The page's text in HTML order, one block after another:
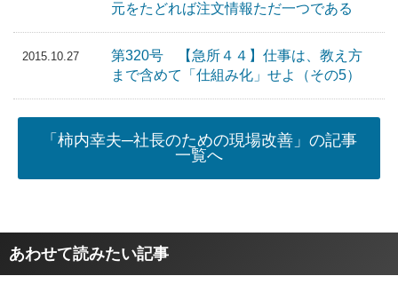
元をたどれば注文情報ただ一つである
2015.10.27
第320号 【急所４４】仕事は、教え方
まで含めて「仕組み化」せよ（その5）
「柿内幸夫─社長のための現場改善」の記事
一覧へ
あわせて読みたい記事